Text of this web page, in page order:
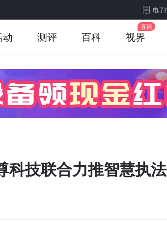
电子
动 测评 百科 视界
科技联合力推智慧执法